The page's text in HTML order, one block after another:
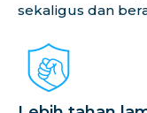
sekaligus dan